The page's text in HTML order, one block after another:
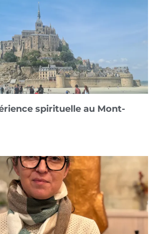
spirituelle au Mont-